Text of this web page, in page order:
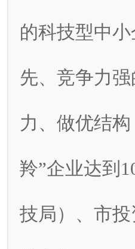
的科技型中
先、竞争力
力、做优结
羚”企业达到
技局）、市